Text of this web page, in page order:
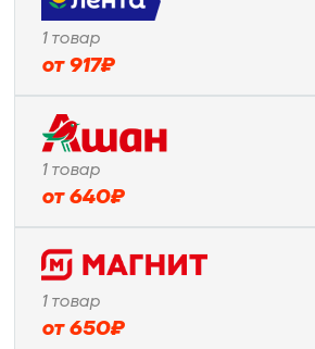
1 товар
от917₽
1 товар
от640₽
1 товар
от650₽